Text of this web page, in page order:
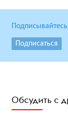
Подписаться
Обсудить с